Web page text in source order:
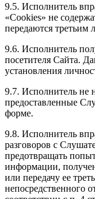
9.5. Исполнитель
«Cookies» не
передаются третьим
9.6. Исполнитель
посетителя Сайта.
установления
9.7. Исполнитель не
предоставленные
форме.
9.8. Исполнитель
разговоров с
предотвращать
информации,
или передачу ее
непосредственного